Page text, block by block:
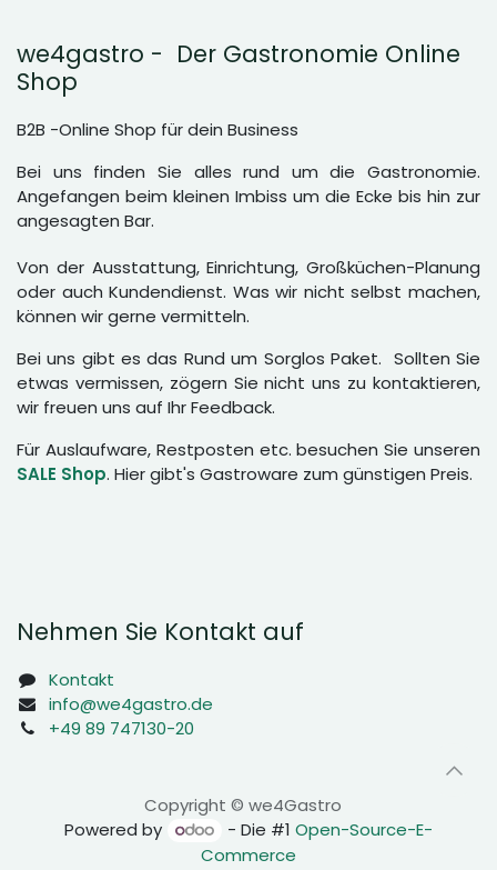
we4gastro - Der Gastronomie Online
Shop
B2B -Online Shop für dein Business
Bei uns finden Sie alles rund um die Gastronomie.
Angefangen beim kleinen Imbiss um die Ecke bis hin zur
angesagten Bar.
Von der Ausstattung, Einrichtung, Großküchen-Planung
oder auch Kundendienst. Was wir nicht selbst machen,
können wir gerne vermitteln.
Bei uns gibt es das Rund um Sorglos Paket. Sollten Sie
etwas vermissen, zögern Sie nicht uns zu kontaktieren,
wir freuen uns auf Ihr Feedback.
Für Auslaufware, Restposten etc. besuchen Sie unseren
SALE Shop. Hier gibt's Gastroware zum günstigen Preis.
Nehmen Sie Kontakt auf
Kontakt
info@we4gastro.de
+49 89 747130-20
Copyright © we4Gastro
Powered by
- Die #1Open-Source-E-
Commerce